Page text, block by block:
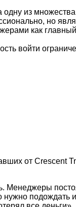
одну из
но
как
войти
от Crescent
Менеджеры
нужно подождать